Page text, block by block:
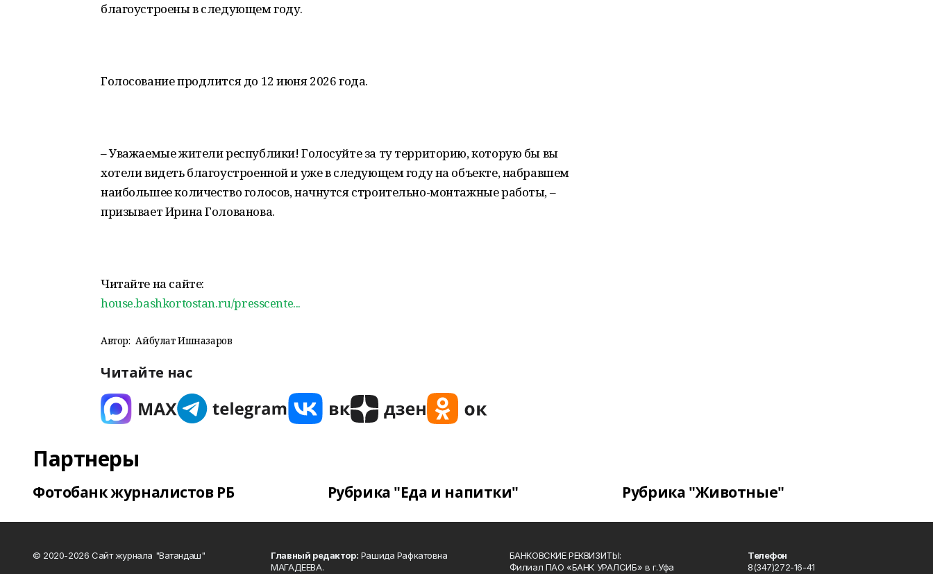
благоустроены в следующем году.
Голосование продлится до 12 июня 2026 года.
– Уважаемые жители республики! Голосуйте за ту территорию, которую бы вы
хотели видеть благоустроенной и уже в следующем году на объекте, набравшем
наибольшее количество голосов, начнутся строительно-монтажные работы, –
призывает Ирина Голованова.
Читайте на сайте:
house.bashkortostan.ru/presscente...
Автор: Айбулат Ишназаров
Читайте нас
Партнеры
Фотобанк журналистов РБ Рубрика "Еда и напитки" Рубрика "Животные"
© 2020-2026 Сайт журнала "Ватандаш" Главный редактор: Рашида Рафкатовна
МАГАДЕЕВА.
БАНКОВСКИЕ РЕКВИЗИТЫ:
Филиал ПАО «БАНК УРАЛСИБ» в г.Уфа
Телефон
8(347)272-16-41